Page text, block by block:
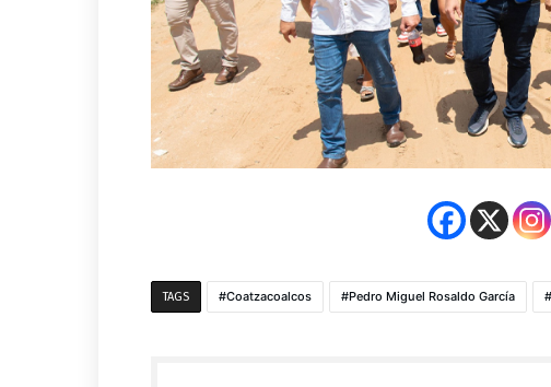
TAGS Coatzacoalcos Pedro Miguel Rosaldo García